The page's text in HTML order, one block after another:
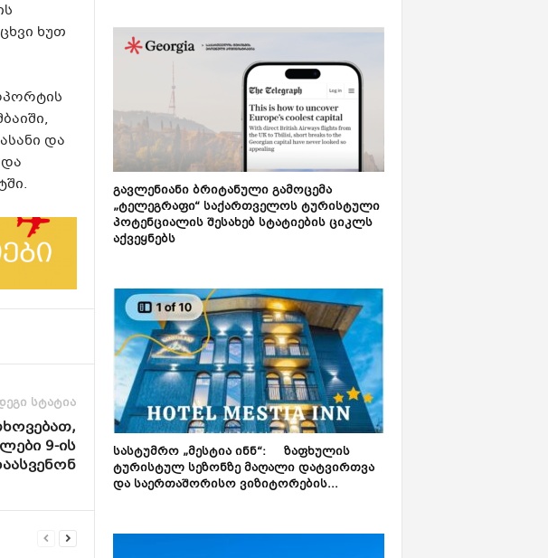
ხუთ
და
სტატია
9-ის
გავლენიანი ბრიტანული გამოცემა
„ტელეგრაფი“ საქართველოს ტურისტული
პოტენციალის შესახებ სტატიების ციკლს
აქვეყნებს
სასტუმრო „მესტია ინნ“: ზაფხულის
ტურისტულ სეზონზე მაღალი დატვირთვა
და საერთაშორისო ვიზიტორების...